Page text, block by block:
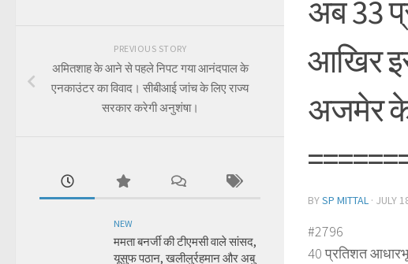
अब 33
आखिर
अजमेर के
BYSP MITTAL · JULY
#2796
40 प्रतिशत
PREVIOUS STORY
अमितशाह के आने से पहले निपट गया आनंदपाल के
एनकाउंटर का विवाद। सीबीआई जांच के लिए राज्य
सरकार करेगी अनुशंषा।
NEW
ममता बनर्जी की टीएमसी वाले सांसद,
यूसुफ पठान, खलीलुर्रहमान और अबु